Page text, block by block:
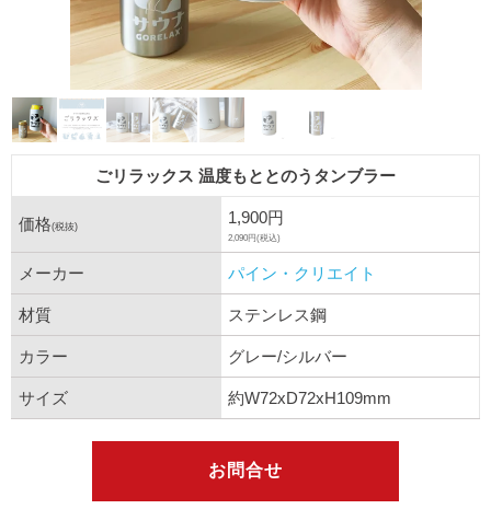
ごリラックス 温度もととのうタンブラー
価格(税抜) 1,900円
2,090円(税込)
メーカー パイン・クリエイト
材質 ステンレス鋼
カラー グレー/シルバー
サイズ 約W72xD72xH109mm
お問合せ